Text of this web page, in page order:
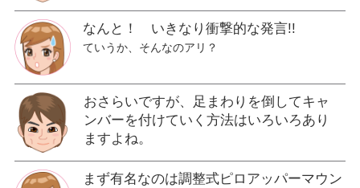
なんと！ いきなり衝撃的な発言!!
ていうか、そんなのアリ？
おさらいですが、足まわりを倒してキャ
ンバーを付けていく方法はいろいろあり
ますよね。
まず有名なのは調整式ピロアッパーマウン